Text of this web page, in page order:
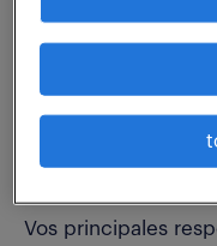
dans un
en pleine
Au sein d'une
contribuez à
Vos principales